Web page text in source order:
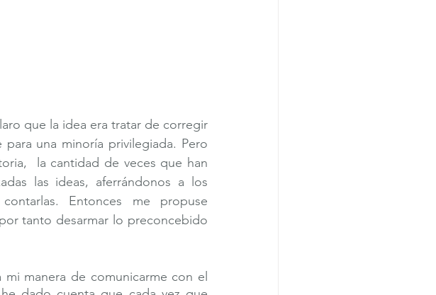
que la idea era tratar de corregir
una minoría privilegiada. Pero
la cantidad de veces que han
las ideas, aferrándonos a los
Entonces me propuse
tanto desarmar lo preconcebido
manera de comunicarme con el